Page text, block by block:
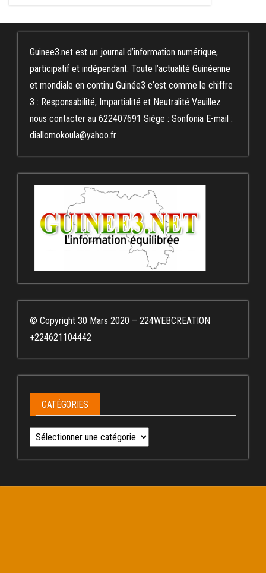
Guinee3.net est un journal d’information numérique,
participatif et indépendant. Toute l’actualité Guinéenne
et mondiale en continu Guinée3 c’est comme le chiffre
3 : Responsabilité, Impartialité et Neutralité Veuillez
nous contacter au 622407691 Siège : Sonfonia E-mail :
diallomokoula@yahoo.fr
© Copyright 30 Mars 2020 – 224WEBCREATION
+224621104442
CATÉGORIES
Catégories